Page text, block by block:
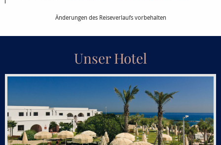
Änderungen des Reiseverlaufs vorbehalten
Unser Hotel